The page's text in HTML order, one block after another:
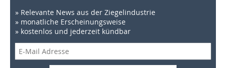
» Relevante News aus der Ziegelindustrie
» monatliche Erscheinungsweise
» kostenlos und jederzeit kündbar